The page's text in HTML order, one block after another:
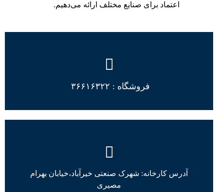
اعتماد برای صنایع مختلف ارائه می‌دهیم.
فروشگاه : ۳۶۶۱۶۳۲۲
آدرس کارخانه: شهرک صنعتی خیرآباد،خیابان بهرام
مصیری